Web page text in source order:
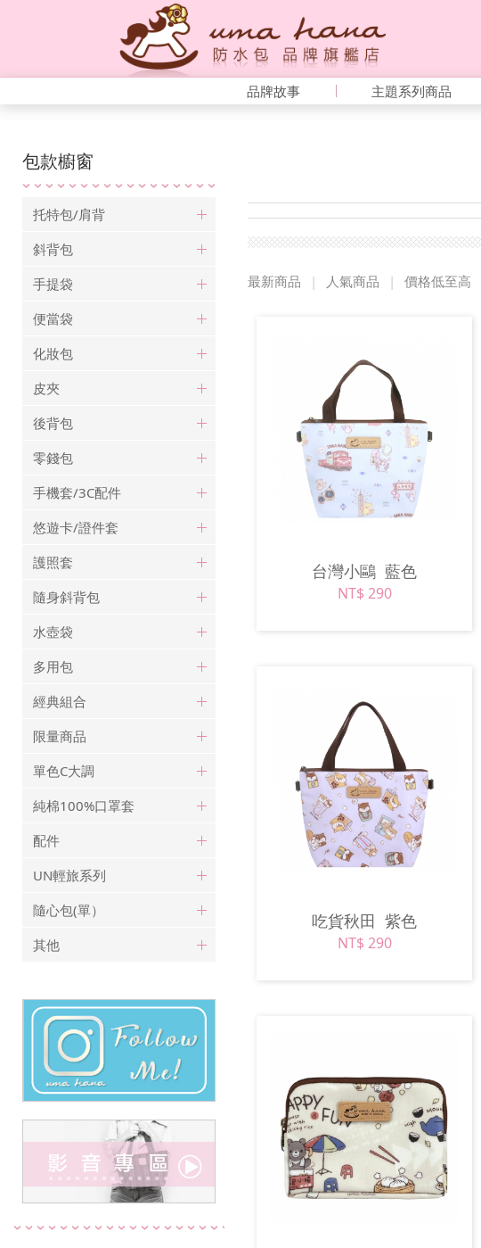
品牌故事 主題系列商品
包款櫥窗
托特包/肩背
斜背包
手提袋
便當袋
化妝包
皮夾
後背包
零錢包
手機套/3C配件
悠遊卡/證件套
護照套
隨身斜背包
水壺袋
多用包
經典組合
限量商品
單色C大調
純棉100%口罩套
配件
UN輕旅系列
隨心包(單）
其他
最新商品 | 人氣商品 | 價格低至高
台灣小鷗藍色
NT$ 290
吃貨秋田紫色
NT$ 290